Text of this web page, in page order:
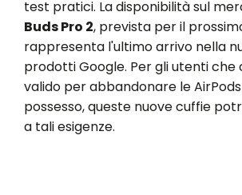
test pratici. La disponibilità sul
Buds Pro 2, prevista per il
rappresenta l'ultimo arrivo nella
prodotti Google. Per gli utenti
valido per abbandonare le
possesso, queste nuove cuffie
a tali esigenze.